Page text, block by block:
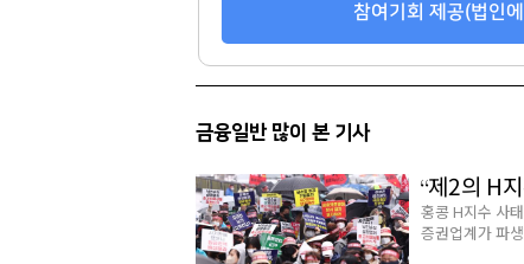
참여기회 제공(법인
금융일반 많이 본 기사
“제2의 H
홍콩 H지수 사
증권업계가 파